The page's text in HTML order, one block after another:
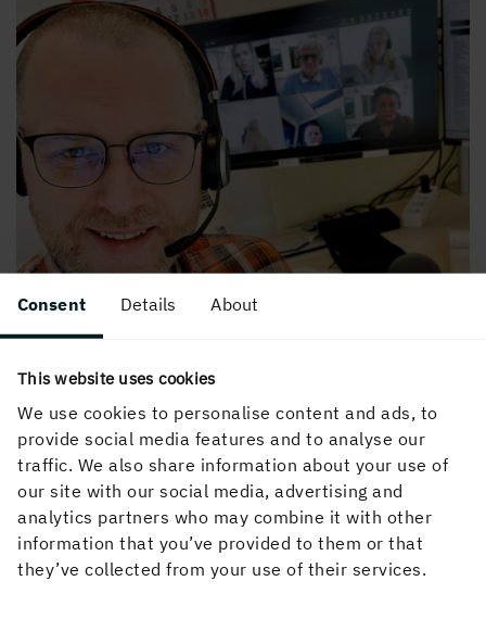
Consent Details About
This website uses cookies
We use cookies to personalise content and ads, to
provide social media features and to analyse our
traffic. We also share information about your use of
our site with our social media, advertising and
analytics partners who may combine it with other
information that you’ve provided to them or that
they’ve collected from your use of their services.
Jag ser också aktivt över arbetsprocesserna för att göra
förfarandena mer tids- och kostnadseffektiva enligt ett
projekt som vi kallar World Class Administration. På
senare tid har jag fokuserat på processer som rör